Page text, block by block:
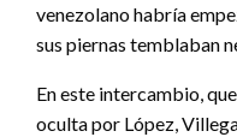
venezolano habría
sus piernas temblaban
En este intercambio,
oculta por López,